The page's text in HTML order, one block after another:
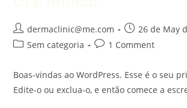
dermaclinic@me.com
26 de May
Sem categoria
1 Comment
Boas-vindas ao WordPress. Esse é o seu
Edite-o ou exclua-o, e então comece a